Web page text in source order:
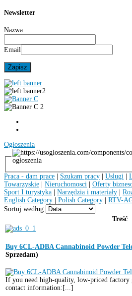
Newsletter
Nazwa
Email
Ogłoszenia
ogłoszenia
Praca - dam prace | Szukam pracy | Uslugi |
Towarzyskie | Nieruchomosci | Oferty
Sport I turystyka | Narzędzia i materiały |
English Category | Polish Category | RTV-
Sortuj według
Treść
Buy 6CL-ADBA Cannabinoid Powder
Sprzedam)
If you need high-quality, low-priced factory
contact information:[...]